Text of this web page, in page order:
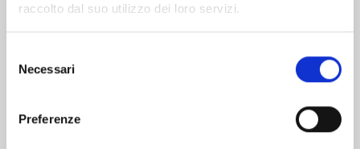
raccolto dal suo utilizzo dei loro servizi.
delNecessari
Preferenze